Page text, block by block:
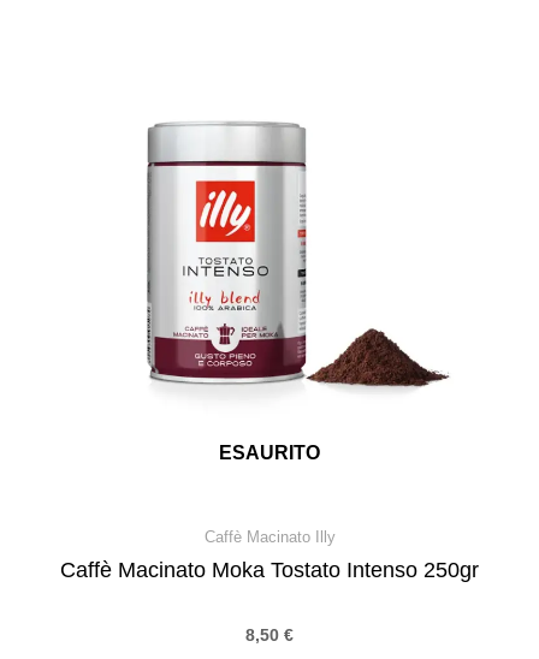
ESAURITO
Caffè Macinato Illy
Caffè Macinato Moka Tostato Intenso 250gr
8,50 €